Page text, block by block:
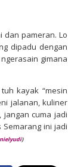
dan pameran. Lo
dipadu dengan
gimana
kayak “mesin
jalanan, kuliner
jangan cuma jadi
ini jadi
)